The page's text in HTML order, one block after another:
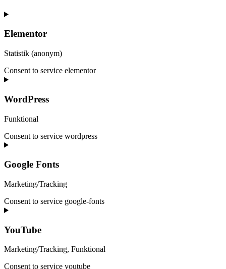
Elementor
Statistik (anonym)
Consent to service elementor
WordPress
Funktional
Consent to service wordpress
Google Fonts
Marketing/Tracking
Consent to service google-fonts
YouTube
Marketing/Tracking, Funktional
Consent to service youtube